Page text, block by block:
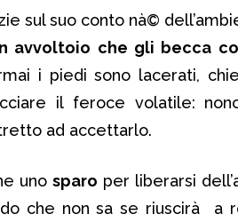
sul suo conto nà©
avvoltoio che gli becca
i piedi sono lacerati,
il feroce volatile:
ad accettarlo.
uno sparo per liberarsi
che non sa se riuscirà a